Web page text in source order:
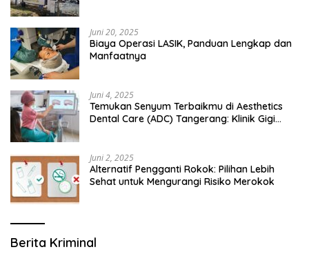
Juni 20, 2025
Biaya Operasi LASIK, Panduan Lengkap dan
Manfaatnya
Juni 4, 2025
Temukan Senyum Terbaikmu di Aesthetics
Dental Care (ADC) Tangerang: Klinik Gigi
Juni 2, 2025
Alternatif Pengganti Rokok: Pilihan Lebih
Sehat untuk Mengurangi Risiko Merokok
Berita Kriminal